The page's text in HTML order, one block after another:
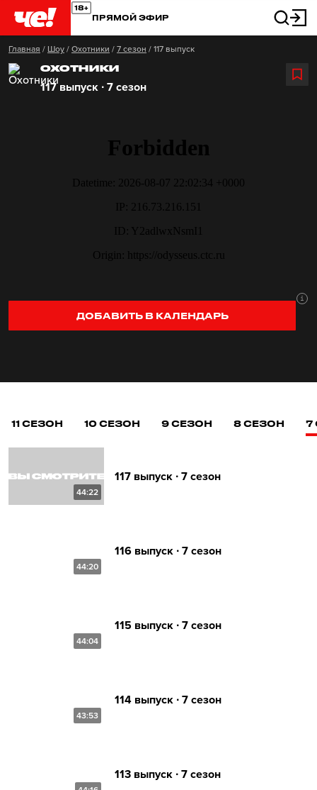
ПРЯМОЙ ЭФИР
Главная / Шоу / Охотники / 7 сезон / 117 выпуск
ОХОТНИКИ
117 выпуск ∙ 7 сезон
ДОБАВИТЬ В КАЛЕНДАРЬ
11 СЕЗОН 10 СЕЗОН 9 СЕЗОН 8 СЕЗОН 7
44:22
117 выпуск ∙ 7 сезон
44:20
116 выпуск ∙ 7 сезон
44:04
115 выпуск ∙ 7 сезон
43:53
114 выпуск ∙ 7 сезон
113 выпуск ∙ 7 сезон